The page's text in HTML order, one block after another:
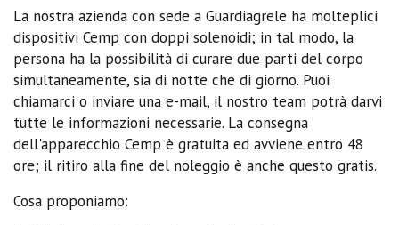
La nostra azienda con sede a Guardiagrele ha molteplici
dispositivi Cemp con doppi solenoidi; in tal modo, la
persona ha la possibilità di curare due parti del corpo
simultaneamente, sia di notte che di giorno. Puoi
chiamarci o inviare una e-mail, il nostro team potrà darvi
tutte le informazioni necessarie. La consegna
dell'apparecchio Cemp è gratuita ed avviene entro 48
ore; il ritiro alla fine del noleggio è anche questo gratis.
Cosa proponiamo: